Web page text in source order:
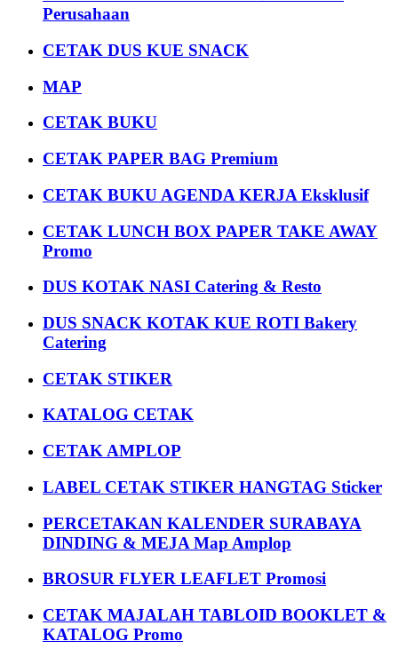
Perusahaan
CETAK DUS KUE SNACK
MAP
CETAK BUKU
CETAK PAPER BAG Premium
CETAK BUKU AGENDA KERJA Eksklusif
CETAK LUNCH BOX PAPER TAKE AWAY
Promo
DUS KOTAK NASI Catering & Resto
DUS SNACK KOTAK KUE ROTI Bakery
Catering
CETAK STIKER
KATALOG CETAK
CETAK AMPLOP
LABEL CETAK STIKER HANGTAG Sticker
PERCETAKAN KALENDER SURABAYA
DINDING & MEJA Map Amplop
BROSUR FLYER LEAFLET Promosi
CETAK MAJALAH TABLOID BOOKLET &
KATALOG Promo